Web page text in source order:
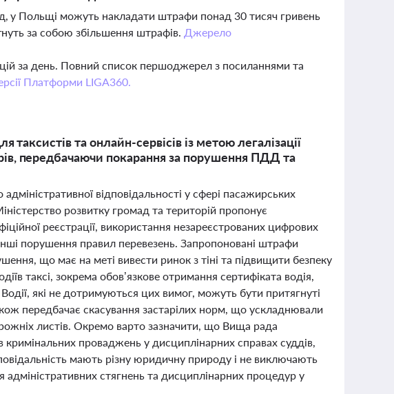
у Польщі можуть накладати штрафи понад 30 тисяч гривень
за собою збільшення штрафів. Джерело
за день. Повний список першоджерел з посиланнями та
Платформи LIGA360.
таксистів та онлайн-сервісів із метою легалізації
передбачаючи покарання за порушення ПДД та
відповідальності у сфері пасажирських
розвитку громад та територій пропонує
реєстрації, використання незареєстрованих цифрових
порушення правил перевезень. Запропоновані штрафи
що має на меті вивести ринок з тіні та підвищити безпеку
таксі, зокрема обов’язкове отримання сертифіката водія,
які не дотримуються цих вимог, можуть бути притягнуті
передбачає скасування застарілих норм, що ускладнювали
листів. Окремо варто зазначити, що Вища рада
кримінальних проваджень у дисциплінарних справах суддів,
мають різну юридичну природу і не виключають
стягнень та дисциплінарних процедур у